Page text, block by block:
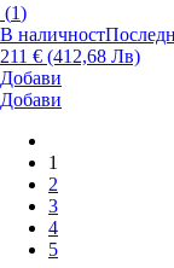
(1)
В наличност
211 € (412,68 Лв)
Добави
Добави
1
2
3
4
5